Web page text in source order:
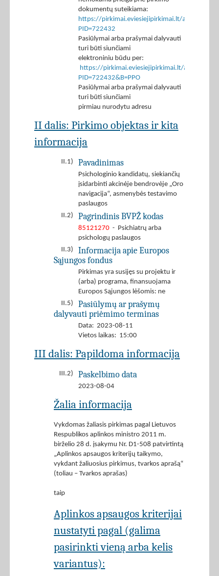
dokumentų suteikiama:
https://pirkimai.eviesiejipirkimai.lt/app/rfq/
PID=722432
Pasiūlymai arba prašymai dalyvauti
turi būti siunčiami
elektroniniu būdu per:
https://pirkimai.eviesiejipirkimai.lt/app/rfq/
PID=722432&B=PPO
Pasiūlymai arba prašymai dalyvauti
turi būti siunčiami
pirmiau nurodytu adresu
II dalis: Pirkimo objektas ir kita
informacija
II.1) Pavadinimas
Psichologinio kandidatų, siekiančių
įsidarbinti akcinėje bendrovėje „Oro
navigacija“, asmenybės testavimo
paslaugos
II.2)
Pagrindinis BVPŽ kodas
85121270 - Psichiatrų arba
psichologų paslaugos
II.3)
Informacija apie Europos
Sąjungos fondus
Pirkimas yra susijęs su projektu ir
(arba) programa, finansuojama
Europos Sąjungos lėšomis: ne
II.5)
Pasiūlymų ar prašymų
dalyvauti priėmimo terminas
Data: 2023-08-11
Vietos laikas: 15:00
III dalis: Papildoma informacija
III.2) Paskelbimo data
2023-08-04
Žalia informacija
Vykdomas žaliasis pirkimas pagal Lietuvos
Respublikos aplinkos ministro 2011 m.
birželio 28 d. įsakymu Nr. D1-508 patvirtintą
„Aplinkos apsaugos kriterijų taikymo,
vykdant žaliuosius pirkimus, tvarkos aprašą“
(toliau – Tvarkos aprašas)
taip
Aplinkos apsaugos kriterijai
nustatyti pagal (galima
pasirinkti vieną arba kelis
variantus):